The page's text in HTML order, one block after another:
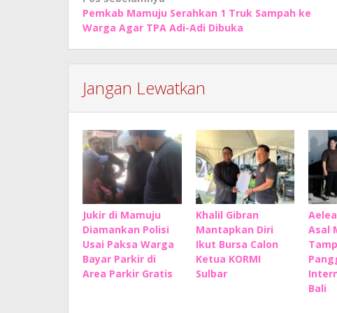
pos
Pemkab Mamuju Serahkan 1 Truk Sampah ke
Warga Agar TPA Adi-Adi Dibuka
Jangan Lewatkan
Jukir di Mamuju
Diamankan Polisi
Usai Paksa Warga
Bayar Parkir di
Area Parkir Gratis
Khalil Gibran
Mantapkan Diri
Ikut Bursa Calon
Ketua KORMI
Sulbar
Asal
Bali